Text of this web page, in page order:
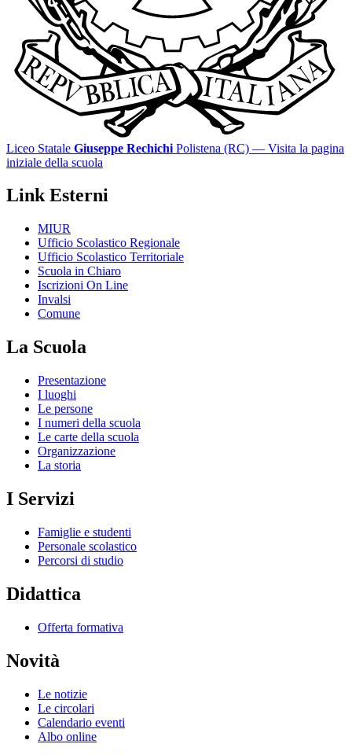
Liceo Statale Giuseppe Rechichi Polistena (RC) — Visita la pagina
iniziale della scuola
Link Esterni
MIUR
Ufficio Scolastico Regionale
Ufficio Scolastico Territoriale
Scuola in Chiaro
Iscrizioni On Line
Invalsi
Comune
La Scuola
Presentazione
I luoghi
Le persone
I numeri della scuola
Le carte della scuola
Organizzazione
La storia
I Servizi
Famiglie e studenti
Personale scolastico
Percorsi di studio
Didattica
Offerta formativa
Novità
Le notizie
Le circolari
Calendario eventi
Albo online